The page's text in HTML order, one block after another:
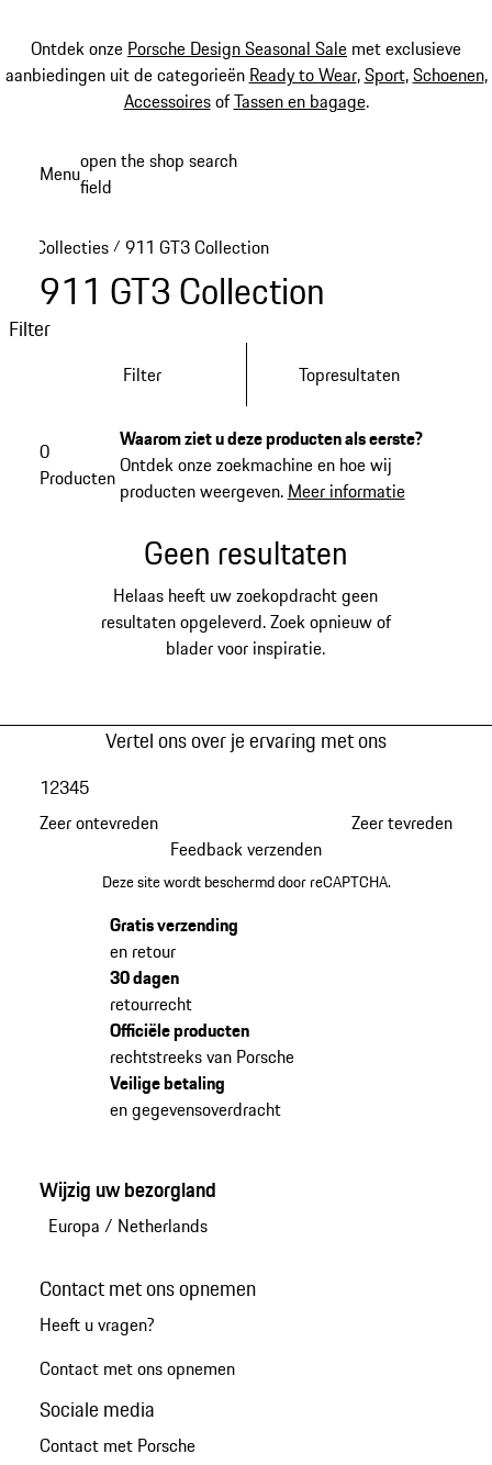
Ontdek onze Porsche Design Seasonal Sale met exclusieve
aanbiedingen uit de categorieën Ready to Wear,Sport,Schoenen,
AccessoiresofTassen en bagage.
Menuopen the shop search
field
Collecties / 911 GT3 Collection
911 GT3 Collection
Filter
Filter Topresultaten
0
Producten
Waarom ziet u deze producten als eerste?
Ontdek onze zoekmachine en hoe wij
producten weergeven. Meer informatie
Geen resultaten
Helaas heeft uw zoekopdracht geen
resultaten opgeleverd. Zoek opnieuw of
blader voor inspiratie.
Vertel ons over je ervaring met ons
Zeer ontevreden
12345
Zeer tevreden
Feedback verzenden
Deze site wordt beschermd door reCAPTCHA.
Gratis verzending
en retour
30 dagen
retourrecht
Officiële producten
rechtstreeks van Porsche
Veilige betaling
en gegevensoverdracht
Wijzig uw bezorgland
Europa / Netherlands
Contact met ons opnemen
Heeft u vragen?
Contact met ons opnemen
Sociale media
Contact met Porsche